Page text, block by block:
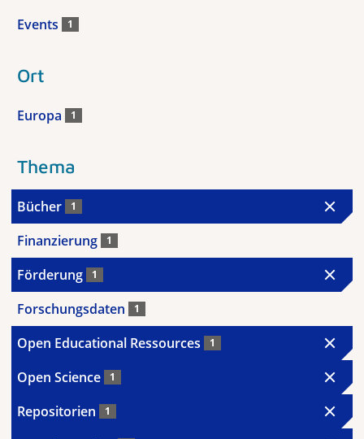
Events 1
Ort
Europa 1
Thema
Bücher 1
Finanzierung 1
Förderung 1
Forschungsdaten 1
Open Educational Ressources 1
Open Science 1
Repositorien 1